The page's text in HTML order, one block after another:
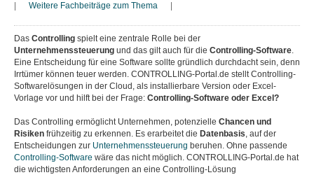
Weitere Fachbeiträge zum Thema
Das Controlling spielt eine zentrale Rolle bei der
Unternehmenssteuerung und das gilt auch für die Controlling-Software.
Eine Entscheidung für eine Software sollte gründlich durchdacht sein, denn
Irrtümer können teuer werden. CONTROLLING-Portal.de stellt Controlling-
Softwarelösungen in der Cloud, als installierbare Version oder Excel-
Vorlage vor und hilft bei der Frage: Controlling-Software oder Excel?
Das Controlling ermöglicht Unternehmen, potenzielle Chancen und
Risiken frühzeitig zu erkennen. Es erarbeitet die Datenbasis, auf der
Entscheidungen zur Unternehmenssteuerung beruhen. Ohne passende
Controlling-Software wäre das nicht möglich. CONTROLLING-Portal.de hat
die wichtigsten Anforderungen an eine Controlling-Lösung